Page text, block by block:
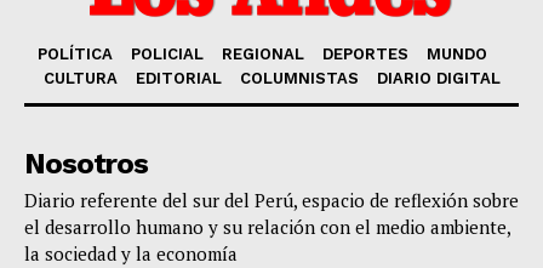
POLÍTICA POLICIAL REGIONAL DEPORTES
MUNDO
CULTURA
EDITORIAL COLUMNISTAS DIARIO DIGITAL
Nosotros
Diario referente del sur del Perú, espacio de reflexión sobre
el desarrollo humano y su relación con el medio ambiente,
la sociedad y la economía